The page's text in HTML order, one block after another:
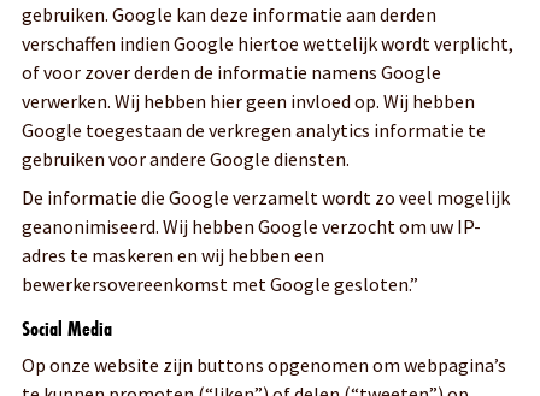
gebruiken. Google kan deze informatie aan derden
verschaffen indien Google hiertoe wettelijk wordt verplicht,
of voor zover derden de informatie namens Google
verwerken. Wij hebben hier geen invloed op. Wij hebben
Google toegestaan de verkregen analytics informatie te
gebruiken voor andere Google diensten.
De informatie die Google verzamelt wordt zo veel mogelijk
geanonimiseerd. Wij hebben Google verzocht om uw IP-
adres te maskeren en wij hebben een
bewerkersovereenkomst met Google gesloten.”
Social Media
Op onze website zijn buttons opgenomen om webpagina’s